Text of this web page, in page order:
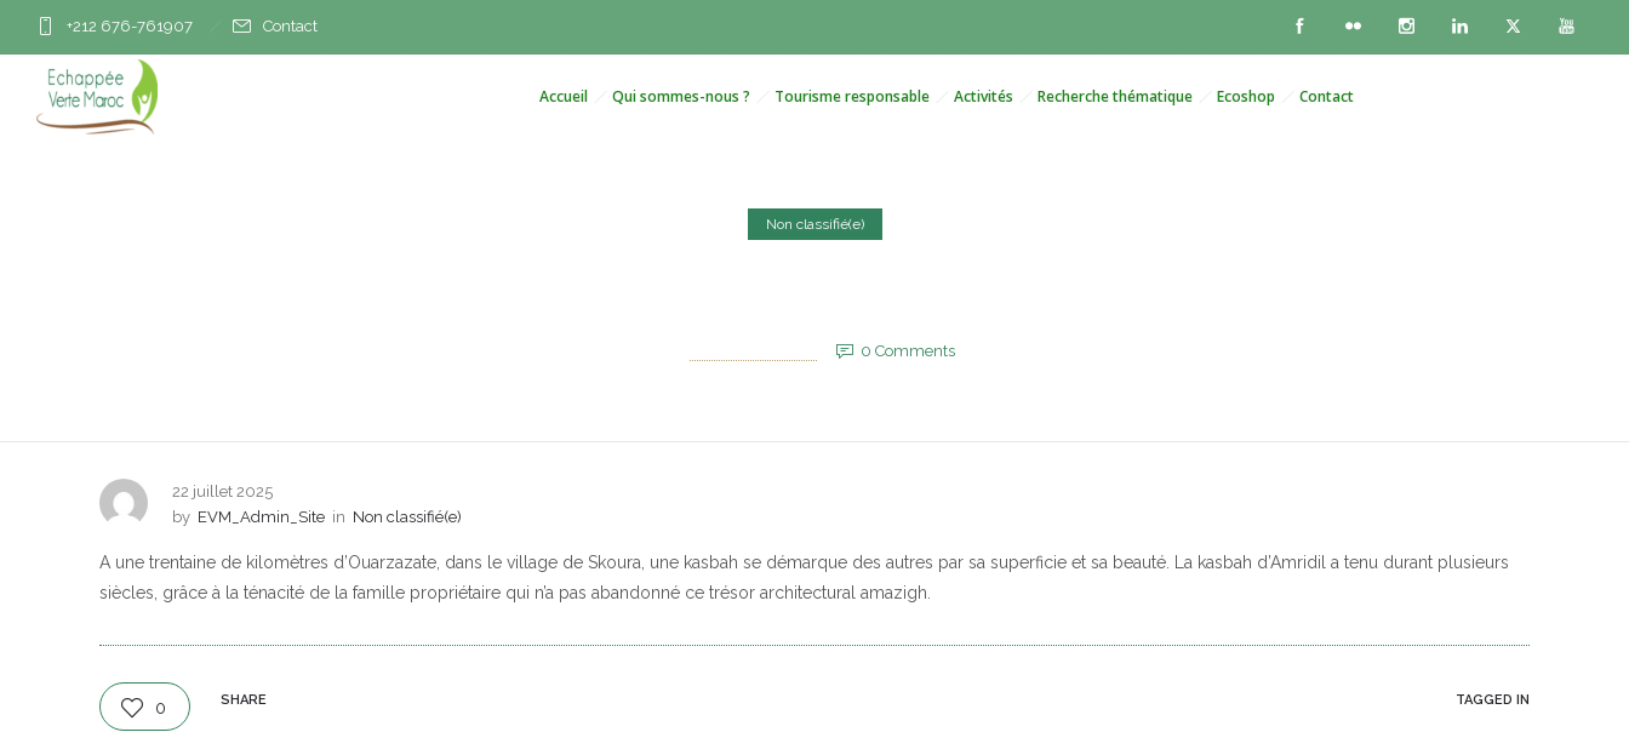
+212 676-761907 Contact
Accueil Qui sommes-nous ? Tourisme responsable Activités Recherche thématique Ecoshop Contact
Non classifié(e)
0 Comments
22 juillet 2025
by EVM_Admin_Site in Non classifié(e)
A une trentaine de kilomètres d’Ouarzazate, dans le village de Skoura, une kasbah se démarque des autres par sa superficie et sa beauté. La kasbah d’Amridil a tenu durant plusieurs
siècles, grâce à la ténacité de la famille propriétaire qui n’a pas abandonné ce trésor architectural amazigh.
0 SHARE TAGGED IN